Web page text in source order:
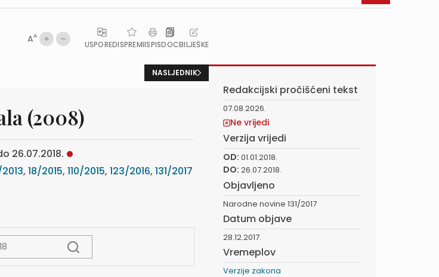
AA
USPOREDISPREMIISPISDOCBILJEŠKE
NASLJEDNIK
(2008)
26.07.2018.
, 18/2015, 110/2015, 123/2016, 131/2017
Redakcijski pročišćeni tekst
07.08.2026.
Ne vrijedi
Verzija vrijedi
OD: 01.01.2018.
DO: 26.07.2018.
Objavljeno
Narodne novine 131/2017
Datum objave
28.12.2017.
Vremeplov
Verzije zakona